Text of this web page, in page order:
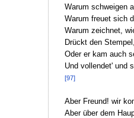
Warum schweigen
Warum freuet sich
Warum zeichnet,
Drückt den
Oder er kam auch
Und vollendet' und
[97]
Aber Freund! wir
Aber über dem